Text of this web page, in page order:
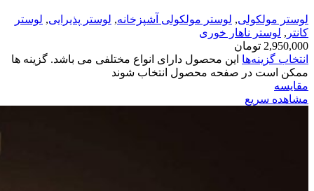
لوستر مولکولی, لوستر مولکولی آشپزخانه, لوستر پذیرایی, لوستر
کانتر , لوستر ناهار خوری
2,950,000 تومان
انتخاب گزینه‌ها این محصول دارای انواع مختلفی می باشد. گزینه ها
ممکن است در صفحه محصول انتخاب شوند
مقایسه
مشاهده سریع